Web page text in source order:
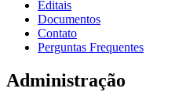
Editais
Documentos
Contato
Perguntas Frequentes
Administração